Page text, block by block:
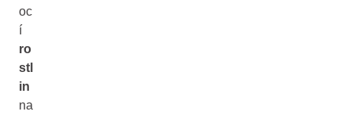
oc
í
ro
stl
in
na